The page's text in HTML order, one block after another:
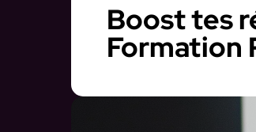
Boost tes
Formation